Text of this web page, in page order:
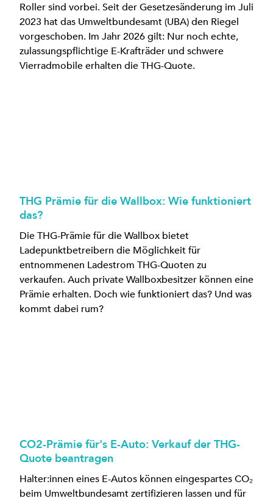
Roller sind vorbei. Seit der Gesetzesänderung im Juli
2023 hat das Umweltbundesamt (UBA) den Riegel
vorgeschoben. Im Jahr 2026 gilt: Nur noch echte,
zulassungspflichtige E-Krafträder und schwere
Vierradmobile erhalten die THG-Quote.
THG Prämie für die Wallbox: Wie funktioniert
das?
Die THG-Prämie für die Wallbox bietet
Ladepunktbetreibern die Möglichkeit für
entnommenen Ladestrom THG-Quoten zu
verkaufen. Auch private Wallboxbesitzer können eine
Prämie erhalten. Doch wie funktioniert das? Und was
kommt dabei rum?
CO2-Prämie für's E-Auto: Verkauf der THG-
Quote beantragen
Halter:innen eines E-Autos können eingespartes CO₂
beim Umweltbundesamt zertifizieren lassen und für